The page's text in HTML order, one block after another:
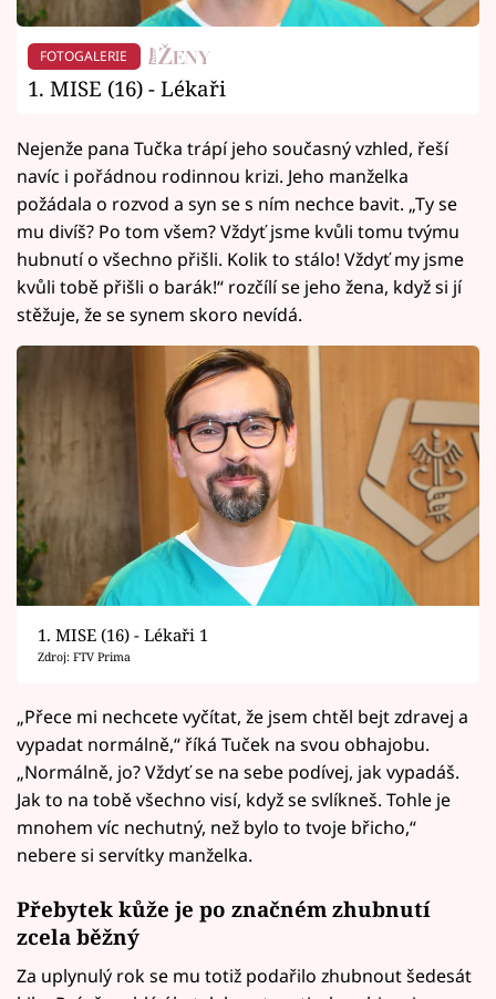
FOTOGALERIE
1. MISE (16) - Lékaři
Nejenže pana Tučka trápí jeho současný vzhled, řeší
navíc i pořádnou rodinnou krizi. Jeho manželka
požádala o rozvod a syn se s ním nechce bavit. „Ty se
mu divíš? Po tom všem? Vždyť jsme kvůli tomu tvýmu
hubnutí o všechno přišli. Kolik to stálo! Vždyť my jsme
kvůli tobě přišli o barák!“ rozčílí se jeho žena, když si jí
stěžuje, že se synem skoro nevídá.
1. MISE (16) - Lékaři 1
Zdroj: FTV Prima
„Přece mi nechcete vyčítat, že jsem chtěl bejt zdravej a
vypadat normálně,“ říká Tuček na svou obhajobu.
„Normálně, jo? Vždyť se na sebe podívej, jak vypadáš.
Jak to na tobě všechno visí, když se svlíkneš. Tohle je
mnohem víc nechutný, než bylo to tvoje břicho,“
nebere si servítky manželka.
Přebytek kůže je po značném zhubnutí
zcela běžný
Za uplynulý rok se mu totiž podařilo zhubnout šedesát